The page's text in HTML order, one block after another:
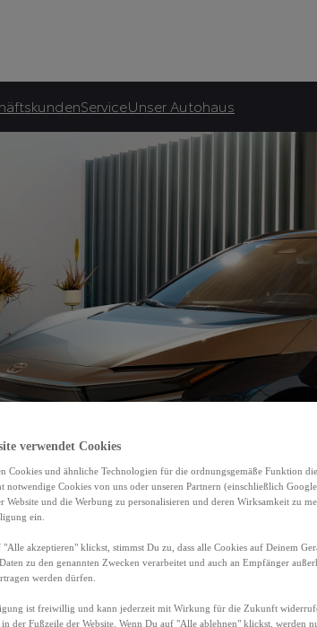
ServiceUnser Autohaus
verwendet Cookies
Cookies und ähnliche Technologien für die ordnungsgemäße Funktion
notwendige Cookies von uns oder unseren Partnern (einschließlich
Website und die Werbung zu personalisieren und deren Wirksamkeit zu
ein.
akzeptieren" klickst, stimmst Du zu, dass alle Cookies auf Deinem
zu den genannten Zwecken verarbeitet und auch an Empfänger
werden dürfen.
ist freiwillig und kann jederzeit mit Wirkung für die Zukunft
der Fußzeile der Website. Wenn Du auf "Alle ablehnen" klickst, werden